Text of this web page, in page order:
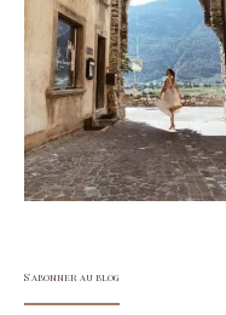
S'abonner au blog